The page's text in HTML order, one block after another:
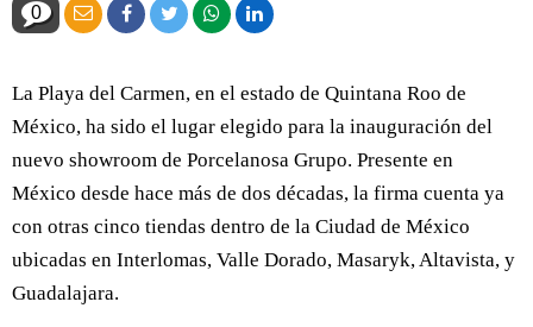
0
La Playa del Carmen, en el estado de Quintana Roo de
México, ha sido el lugar elegido para la inauguración del
nuevo showroom de Porcelanosa Grupo. Presente en
México desde hace más de dos décadas, la firma cuenta ya
con otras cinco tiendas dentro de la Ciudad de México
ubicadas en Interlomas, Valle Dorado, Masaryk, Altavista, y
Guadalajara.